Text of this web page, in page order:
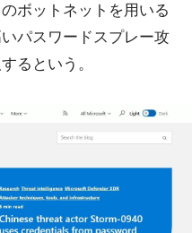
ボットネットを用いる
パスワードスプレー攻
るという。